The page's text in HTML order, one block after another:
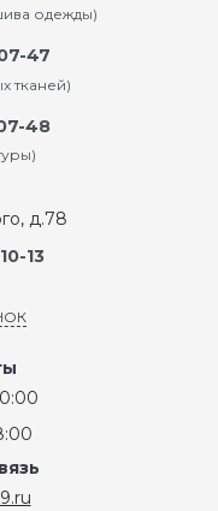
одежды)
47
тканей)
48
д.78
13